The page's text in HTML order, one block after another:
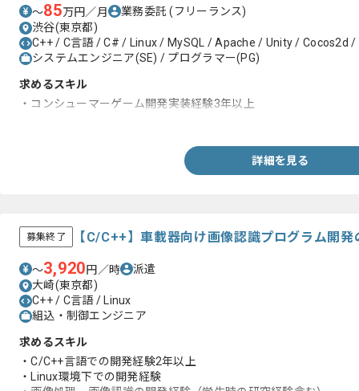
〜85万円／月 業務委託(フリーランス)
渋谷(東京都)
C++ / C言語 / C# / Linux / MySQL / Apache / Unity / Cocos2d /
システムエンジニア(SE) / プログラマー(PG)
求めるスキル
・コンシューマーゲーム開発実装経験3年以上
詳細を見る
募集終了 【C/C++】車載器向け画像認識プログラム開
〜3,920円／時
派遣
大崎(東京都)
C++ / C言語 / Linux
組込・制御エンジニア
求めるスキル
・C/C++言語での開発経験2年以上
・Linux環境下での開発経験